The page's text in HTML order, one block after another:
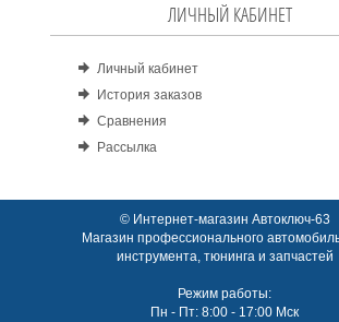
ЛИЧНЫЙ КАБИНЕТ
Личный кабинет
История заказов
Сравнения
Рассылка
© Интернет-магазин Автоключ-63
Магазин профессионального
инструмента, тюнинга и запчастей
Режим работы:
Пн - Пт: 8:00 - 17:00 Мск